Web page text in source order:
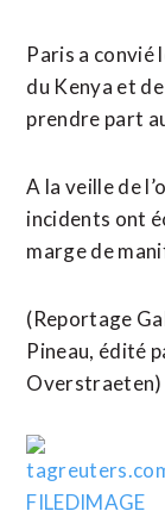
Paris a convié
du Kenya et
prendre part
A la veille de
incidents ​ont
marge de
(Reportage
Pineau, édité
Overstraeten)